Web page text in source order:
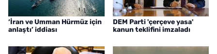
‘İran ve Umman Hürmüz için
anlaştı’ iddiası
DEM Parti 'çerçeve yasa'
kanun teklifini imzaladı